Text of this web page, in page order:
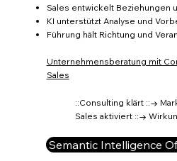
Sales entwickelt Beziehungen
KI unterstützt Analyse und
Führung hält Richtung und
Unternehmensberatung mit
Sales
::Consulting klärt ::→
Sales aktiviert ::→
Semantic Intelligence